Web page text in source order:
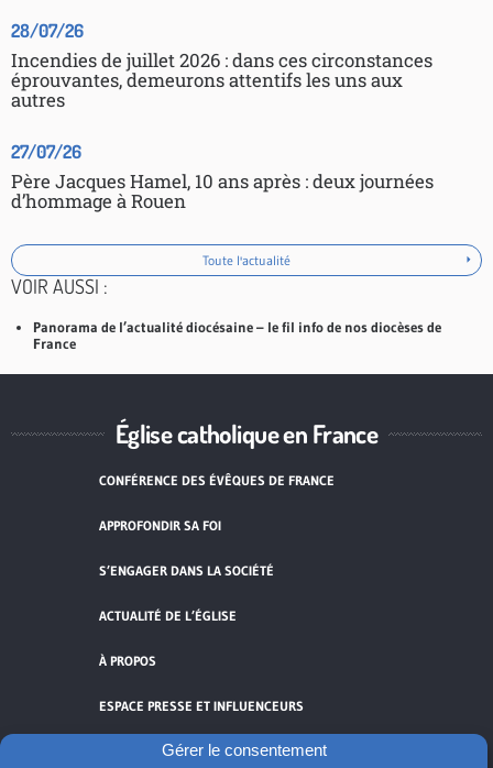
Gérer le consentement
28/07/26
Incendies de juillet 2026 : dans ces circonstances
éprouvantes, demeurons attentifs les uns aux
autres
27/07/26
Père Jacques Hamel, 10 ans après : deux journées
d’hommage à Rouen
Toute l'actualité
VOIR AUSSI :
Panorama de l’actualité diocésaine – le fil info de nos diocèses de
France
Église catholique en France
CONFÉRENCE DES ÉVÊQUES DE FRANCE
APPROFONDIR SA FOI
S’ENGAGER DANS LA SOCIÉTÉ
ACTUALITÉ DE L’ÉGLISE
À PROPOS
ESPACE PRESSE ET INFLUENCEURS